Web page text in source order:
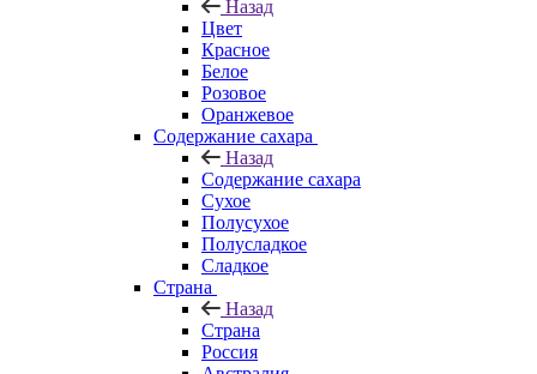
Назад
Цвет
Красное
Белое
Розовое
Оранжевое
Содержание сахара
Назад
Содержание сахара
Сухое
Полусухое
Полусладкое
Сладкое
Страна
Назад
Страна
Россия